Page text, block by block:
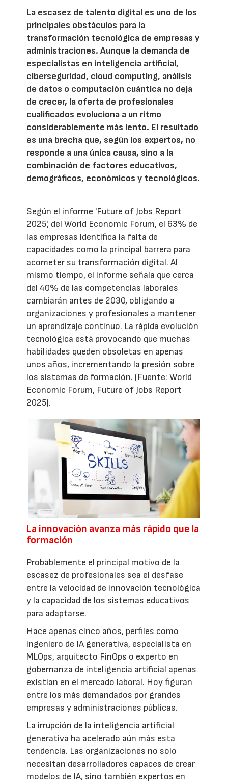
La escasez de talento digital es uno de los
principales obstáculos para la
transformación tecnológica de empresas y
administraciones. Aunque la demanda de
especialistas en inteligencia artificial,
ciberseguridad, cloud computing, análisis
de datos o computación cuántica no deja
de crecer, la oferta de profesionales
cualificados evoluciona a un ritmo
considerablemente más lento. El resultado
es una brecha que, según los expertos, no
responde a una única causa, sino a la
combinación de factores educativos,
demográficos, económicos y tecnológicos.
Según el informe 'Future of Jobs Report
2025', del World Economic Forum, el 63% de
las empresas identifica la falta de
capacidades como la principal barrera para
acometer su transformación digital. Al
mismo tiempo, el informe señala que cerca
del 40% de las competencias laborales
cambiarán antes de 2030, obligando a
organizaciones y profesionales a mantener
un aprendizaje continuo. La rápida evolución
tecnológica está provocando que muchas
habilidades queden obsoletas en apenas
unos años, incrementando la presión sobre
los sistemas de formación. (Fuente: World
Economic Forum, Future of Jobs Report
2025).
La innovación avanza más rápido que la
formación
Probablemente el principal motivo de la
escasez de profesionales sea el desfase
entre la velocidad de innovación tecnológica
y la capacidad de los sistemas educativos
para adaptarse.
Hace apenas cinco años, perfiles como
ingeniero de IA generativa, especialista en
MLOps, arquitecto FinOps o experto en
gobernanza de inteligencia artificial apenas
existían en el mercado laboral. Hoy figuran
entre los más demandados por grandes
empresas y administraciones públicas.
La irrupción de la inteligencia artificial
generativa ha acelerado aún más esta
tendencia. Las organizaciones no solo
necesitan desarrolladores capaces de crear
modelos de IA, sino también expertos en